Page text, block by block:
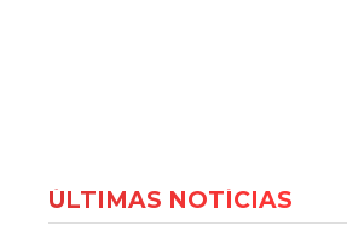
ÚLTIMAS NOTÍCIAS